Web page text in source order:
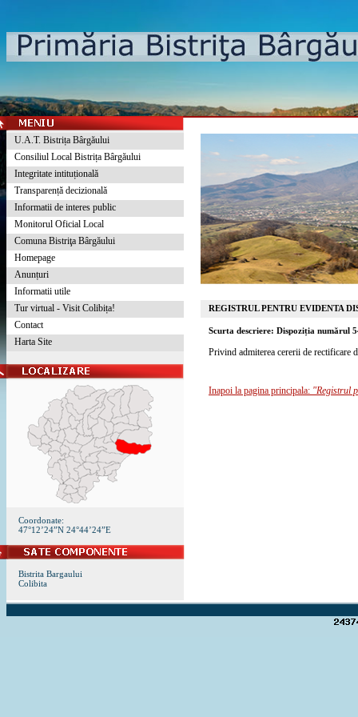
U.A.T. Bistrița Bârgăului
Consiliul Local Bistrița Bârgăului
Integritate intituțională
Transparență decizională
Informatii de interes public
Monitorul Oficial Local
Comuna Bistriţa Bârgăului
Homepage
Anunțuri
Informatii utile
Tur virtual - Visit Colibița!
Contact
Harta Site
Coordonate:
47°12’24”N 24°44’24”E
Bistrita Bargaului
Colibita
REGISTRUL PENTRU EVIDENTA
Scurta descriere: Dispoziția numărul
Privind admiterea cererii de rectificare
Inapoi la pagina principala: "Registrul